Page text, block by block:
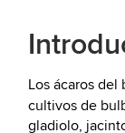
Los ácaros del
cultivos de
gladiolo,